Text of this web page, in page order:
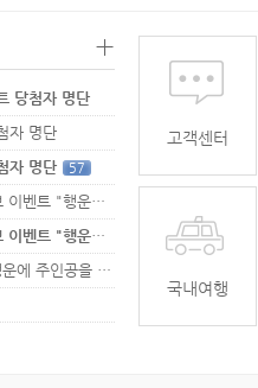
+
당첨자 명단
자 명단
자 명단
57
[무안공항 활성화-2탄] 여강[리장] 전세기 홍보 이벤트 "행운에 주인공…
[무안공항 활성화-2탄] 여강[리장] 전세기 홍보 이벤트 "행운에 주인공…
[무안공항 활성화] 가을전세기 홍보 이벤트 "행운에 주인공을 찾습니다."
고객센터
국내여행